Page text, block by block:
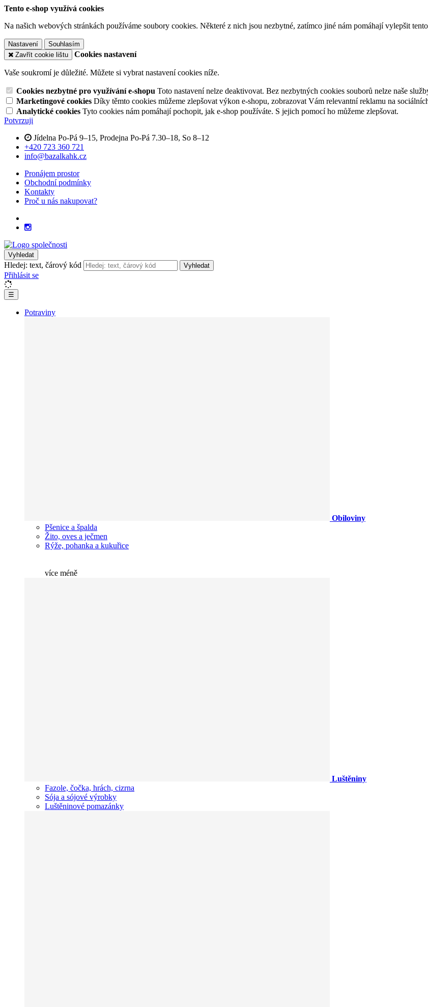
Tento e-shop využívá cookies
Na našich webových stránkách používáme soubory cookies. Některé z nich jsou nezbytné, zatímco jiné nám pomáhají vylepšit
Nastavení
Souhlasím
Zavřít cookie lištu
Cookies nastavení
Vaše soukromí je důležité. Můžete si vybrat nastavení cookies níže.
Cookies nezbytné pro využívání e-shopu Toto nastavení nelze deaktivovat. Bez nezbytných cookies souborů nelze naše
Marketingové cookies Díky těmto cookies můžeme zlepšovat výkon e-shopu, zobrazovat Vám relevantní reklamu na
Analytické cookies Tyto cookies nám pomáhají pochopit, jak e-shop používáte. S jejich pomocí ho můžeme zlepšovat.
Potvrzuji
Jídelna Po-Pá 9–15, Prodejna Po-Pá 7.30–18, So 8–12
+420 723 360 721
info@bazalkahk.cz
Pronájem prostor
Obchodní podmínky
Kontakty
Proč u nás nakupovat?
Vyhledat
Hledej: text, čárový kód Vyhledat
Přihlásit se
☰
Potraviny
Obiloviny
Pšenice a špalda
Žito, oves a ječmen
Rýže, pohanka a kukuřice
více méně
Luštěniny
Fazole, čočka, hrách, cizrna
Sója a sójové výrobky
Luštěninové pomazánky